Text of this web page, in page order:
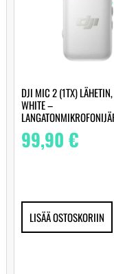
DJI MIC 2 (1TX)
WHITE –
99,90€
LISÄÄ OSTOSKORIIN